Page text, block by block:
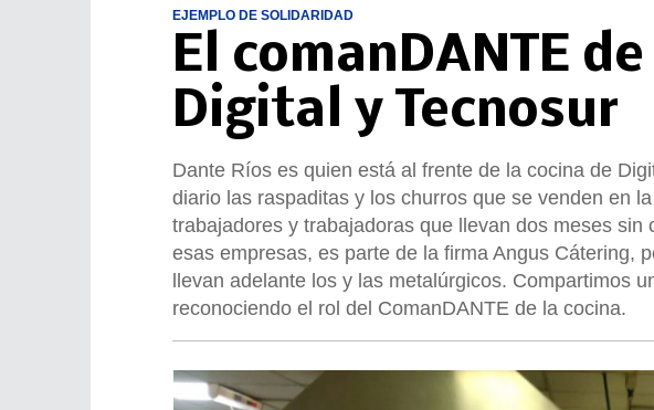
EJEMPLO DE SOLIDARIDAD
El comanDANTE
Digital y Tecnosur
Dante Ríos es quien está al frente de la cocina de
diario las raspaditas y los churros que se venden en
trabajadores y trabajadoras que llevan dos meses
esas empresas, es parte de la firma Angus Cátering,
llevan adelante los y las metalúrgicos. Compartimos
reconociendo el rol del ComanDANTE de la cocina.